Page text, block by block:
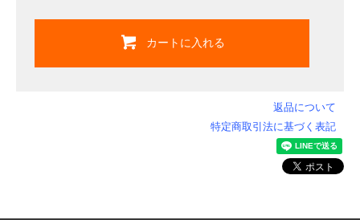
カートに入れる
返品について
特定商取引法に基づく表記